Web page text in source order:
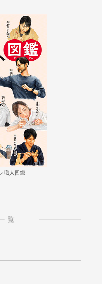
職人図鑑
覧